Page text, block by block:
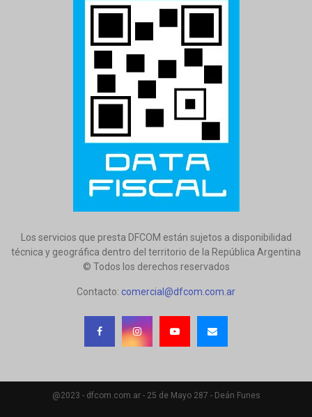
Los servicios que presta DFCOM están sujetos a disponibilidad
técnica y geográfica dentro del territorio de la República Argentina
© Todos los derechos reservados
Contacto: comercial@dfcom.com.ar
@2023 - dfcom.com.ar - 25 de Mayo 287 - Deán Funes